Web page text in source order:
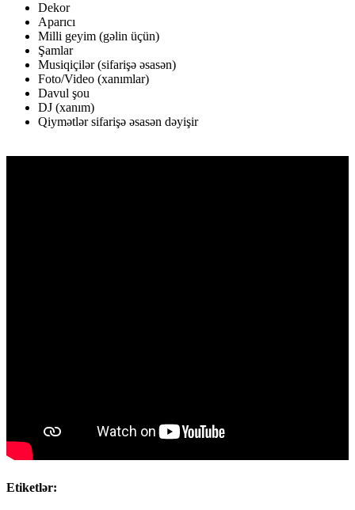
Dekor
Aparıcı
Milli geyim (gəlin üçün)
Şamlar
Musiqiçilər (sifarişə əsasən)
Foto/Video (xanımlar)
Davul şou
DJ (xanım)
Qiymətlər sifarişə əsasən dəyişir
Etiketlər: